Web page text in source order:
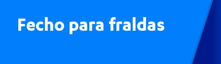
Fecho para fraldas